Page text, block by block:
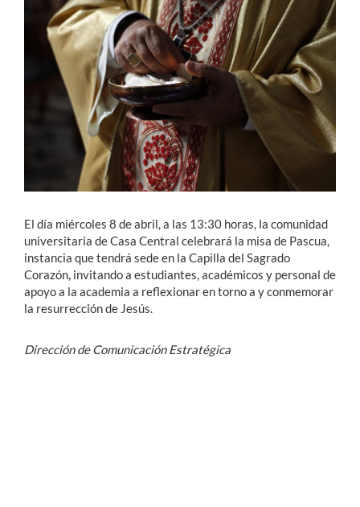
Académicos
Funcionarios
Alumni
El día miércoles 8 de abril, a las 13:30 horas, la comunidad
universitaria de Casa Central celebrará la misa de Pascua,
instancia que tendrá sede en la Capilla del Sagrado
Corazón, invitando a estudiantes, académicos y personal de
apoyo a la academia a reflexionar en torno a y conmemorar
la resurrección de Jesús.
Dirección de Comunicación Estratégica